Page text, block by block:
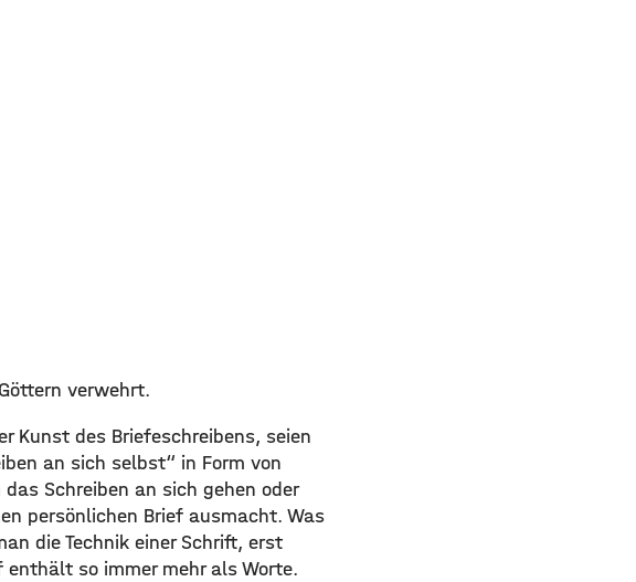
verwehrt.
Kunst des Briefeschreibens, seien
an sich selbst“ in Form von
Schreiben an sich gehen oder
persönlichen Brief ausmacht. Was
die Technik einer Schrift, erst
enthält so immer mehr als Worte.